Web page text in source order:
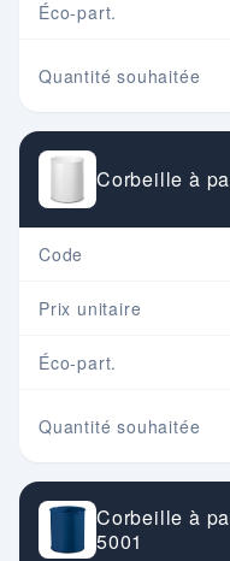
Éco-part.
Quantité souhaitée
Corbeille à
Code
Prix unitaire
Éco-part.
Quantité souhaitée
Corbeille à
5001